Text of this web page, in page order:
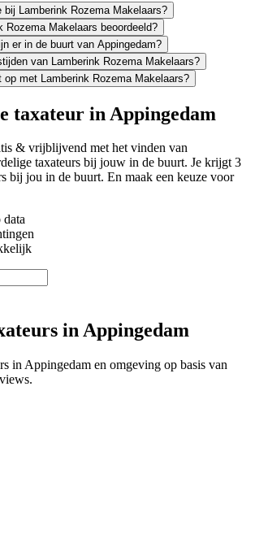
Lamberink Rozema Makelaars?
Rozema Makelaars beoordeeld?
er in de buurt van Appingedam?
van Lamberink Rozema Makelaars?
op met Lamberink Rozema Makelaars?
taxateur in Appingedam
& vrijblijvend met het vinden van
taxateurs bij jouw in de buurt. Je krijgt 3
bij jou in de buurt. En maak een keuze voor
data
in Appingedam
in Appingedam en omgeving op basis van